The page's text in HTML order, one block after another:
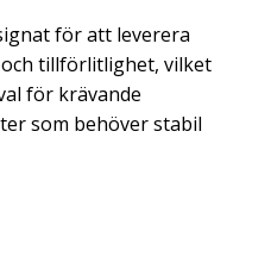
för att leverera
tillförlitlighet, vilket
för krävande
som behöver stabil